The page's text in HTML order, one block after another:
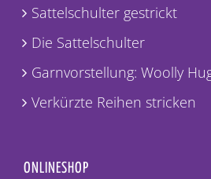
Sattelschulter gestrickt
Die Sattelschulter
Garnvorstellung: Woolly
Verkürzte Reihen stricken
ONLINESHOP